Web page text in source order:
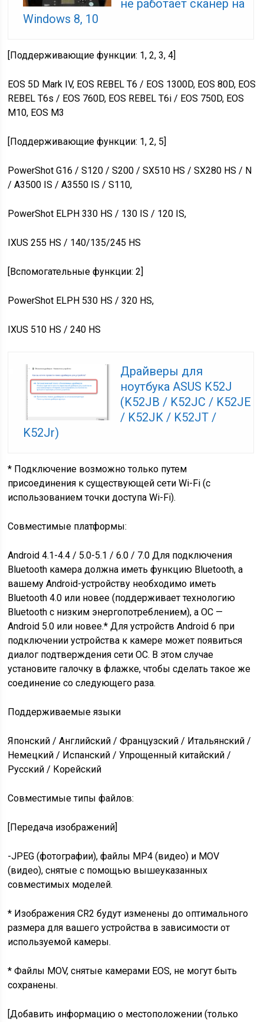
не работает сканер на
Windows 8, 10
[Поддерживающие функции: 1, 2, 3, 4]
EOS 5D Mark IV, EOS REBEL T6 / EOS 1300D, EOS 80D, EOS
REBEL T6s / EOS 760D, EOS REBEL T6i / EOS 750D, EOS
M10, EOS M3
[Поддерживающие функции: 1, 2, 5]
PowerShot G16 / S120 / S200 / SX510 HS / SX280 HS / N
/ A3500 IS / A3550 IS / S110,
PowerShot ELPH 330 HS / 130 IS / 120 IS,
IXUS 255 HS / 140/135/245 HS
[Вспомогательные функции: 2]
PowerShot ELPH 530 HS / 320 HS,
IXUS 510 HS / 240 HS
Драйверы для
ноутбука ASUS K52J
(K52JB / K52JC / K52JE
/ K52JK / K52JT /
K52Jr)
* Подключение возможно только путем
присоединения к существующей сети Wi-Fi (с
использованием точки доступа Wi-Fi).
Совместимые платформы:
Android 4.1-4.4 / 5.0-5.1 / 6.0 / 7.0 Для подключения
Bluetooth камера должна иметь функцию Bluetooth, а
вашему Android-устройству необходимо иметь
Bluetooth 4.0 или новее (поддерживает технологию
Bluetooth с низким энергопотреблением), а ОС —
Android 5.0 или новее.* Для устройств Android 6 при
подключении устройства к камере может появиться
диалог подтверждения сети ОС. В этом случае
установите галочку в флажке, чтобы сделать такое же
соединение со следующего раза.
Поддерживаемые языки
Японский / Английский / Французский / Итальянский /
Немецкий / Испанский / Упрощенный китайский /
Русский / Корейский
Совместимые типы файлов:
[Передача изображений]
-JPEG (фотографии), файлы MP4 (видео) и MOV
(видео), снятые с помощью вышеуказанных
совместимых моделей.
* Изображения CR2 будут изменены до оптимального
размера для вашего устройства в зависимости от
используемой камеры.
* Файлы MOV, снятые камерами EOS, не могут быть
сохранены.
[Добавить информацию о местоположении (только